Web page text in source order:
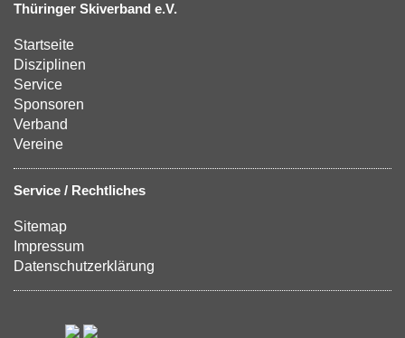
Thüringer Skiverband e.V.
Startseite
Disziplinen
Service
Sponsoren
Verband
Vereine
Service / Rechtliches
Sitemap
Impressum
Datenschutzerklärung